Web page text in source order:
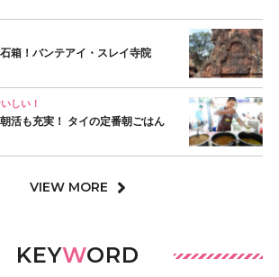
箱！バンテアイ・スレイ寺院
しい！
活も充実！ タイの定番朝ごはん
VIEW MORE
KEYWORD